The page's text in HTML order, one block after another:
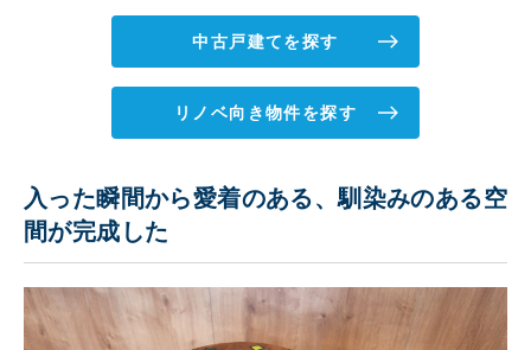
中古戸建てを探す
リノベ向き物件を探す
入った瞬間から愛着のある、馴染みのある空
間が完成した